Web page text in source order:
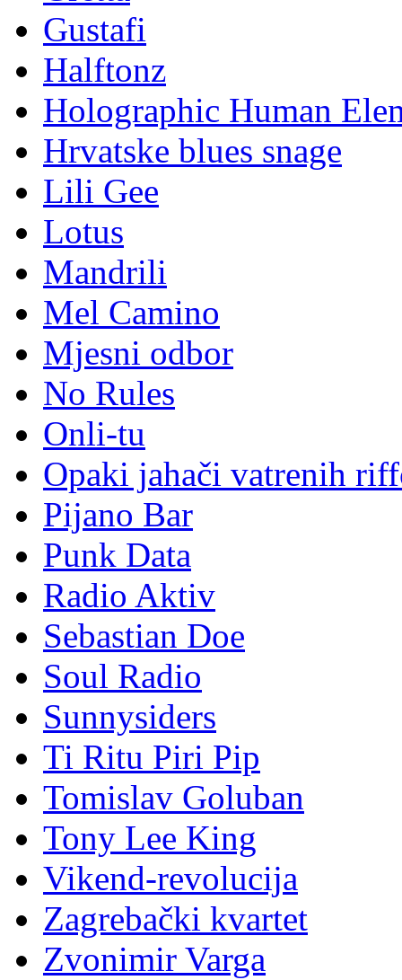
Gustafi
Halftonz
Holographic Human
Hrvatske blues snage
Lili Gee
Lotus
Mandrili
Mel Camino
Mjesni odbor
No Rules
Onli-tu
Opaki jahači vatrenih
Pijano Bar
Punk Data
Radio Aktiv
Sebastian Doe
Soul Radio
Sunnysiders
Ti Ritu Piri Pip
Tomislav Goluban
Tony Lee King
Vikend-revolucija
Zagrebački kvartet
Zvonimir Varga